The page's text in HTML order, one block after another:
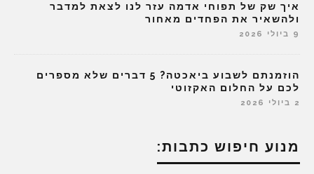
איך שק של תפוחי אדמה עזר לנו לצאת למדבר
ולהשאיר את הפחדים מאחור
9 ביולי 2026
הוזמנתם לשבוע ביאכטה? 5 דברים שלא מספרים
לכם על החלום האקזוטי
2 ביולי 2026
מנוע חיפוש כתבות: